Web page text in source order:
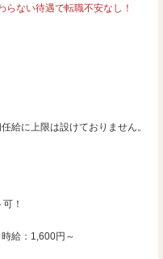
ない待遇で転職不安なし！
給に上限は設けておりません。
！
給：1,600円～